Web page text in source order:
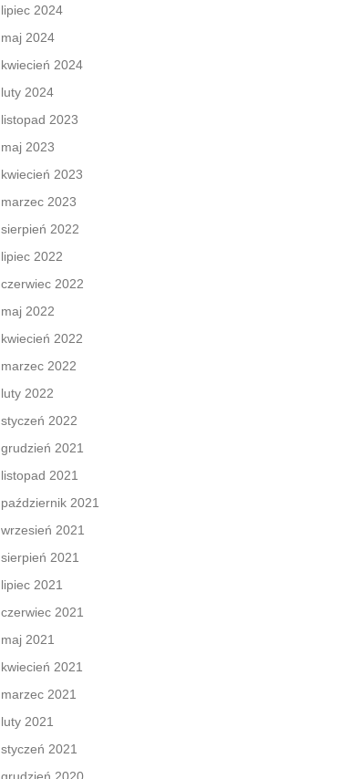
lipiec 2024
maj 2024
kwiecień 2024
luty 2024
listopad 2023
maj 2023
kwiecień 2023
marzec 2023
sierpień 2022
lipiec 2022
czerwiec 2022
maj 2022
kwiecień 2022
marzec 2022
luty 2022
styczeń 2022
grudzień 2021
listopad 2021
październik 2021
wrzesień 2021
sierpień 2021
lipiec 2021
czerwiec 2021
maj 2021
kwiecień 2021
marzec 2021
luty 2021
styczeń 2021